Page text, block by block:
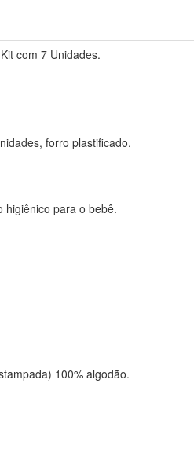
com 7 Unidades.
forro plastificado.
higiênico para o bebê.
100% algodão.